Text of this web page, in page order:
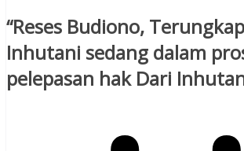
“Reses Budiono,
Inhutani sedang dalam
pelepasan hak Dari